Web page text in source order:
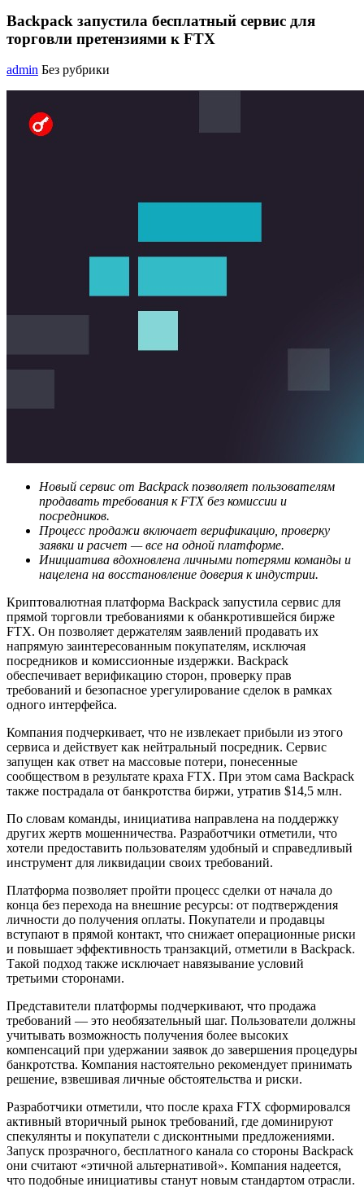
Backpack запустила бесплатный сервис для
торговли претензиями к FTX
admin Без рубрики
Новый сервис от Backpack позволяет пользователям
продавать требования к FTX без комиссии и
посредников.
Процесс продажи включает верификацию, проверку
заявки и расчет — все на одной платформе.
Инициатива вдохновлена личными потерями команды и
нацелена на восстановление доверия к индустрии.
Криптовалютная платформа Backpack запустила сервис для
прямой торговли требованиями к обанкротившейся бирже
FTX. Он позволяет держателям заявлений продавать их
напрямую заинтересованным покупателям, исключая
посредников и комиссионные издержки. Backpack
обеспечивает верификацию сторон, проверку прав
требований и безопасное урегулирование сделок в рамках
одного интерфейса.
Компания подчеркивает, что не извлекает прибыли из этого
сервиса и действует как нейтральный посредник. Сервис
запущен как ответ на массовые потери, понесенные
сообществом в результате краха FTX. При этом сама Backpack
также пострадала от банкротства биржи, утратив $14,5 млн.
По словам команды, инициатива направлена на поддержку
других жертв мошенничества. Разработчики отметили, что
хотели предоставить пользователям удобный и справедливый
инструмент для ликвидации своих требований.
Платформа позволяет пройти процесс сделки от начала до
конца без перехода на внешние ресурсы: от подтверждения
личности до получения оплаты. Покупатели и продавцы
вступают в прямой контакт, что снижает операционные риски
и повышает эффективность транзакций, отметили в Backpack.
Такой подход также исключает навязывание условий
третьими сторонами.
Представители платформы подчеркивают, что продажа
требований — это необязательный шаг. Пользователи должны
учитывать возможность получения более высоких
компенсаций при удержании заявок до завершения процедуры
банкротства. Компания настоятельно рекомендует принимать
решение, взвешивая личные обстоятельства и риски.
Разработчики отметили, что после краха FTX сформировался
активный вторичный рынок требований, где доминируют
спекулянты и покупатели с дисконтными предложениями.
Запуск прозрачного, бесплатного канала со стороны Backpack
они считают «этичной альтернативой». Компания надеется,
что подобные инициативы станут новым стандартом отрасли.